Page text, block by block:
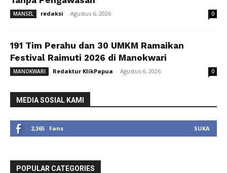
MANSEL redaksi - Agustus 6, 2026 0
191 Tim Perahu dan 30 UMKM Ramaikan
Festival Raimuti 2026 di Manokwari
MANOKWARI Redaktur KlikPapua - Agustus 6, 2026 0
MEDIA SOSIAL KAMI
2,365 Fans SUKA
POPULAR CATEGORIES